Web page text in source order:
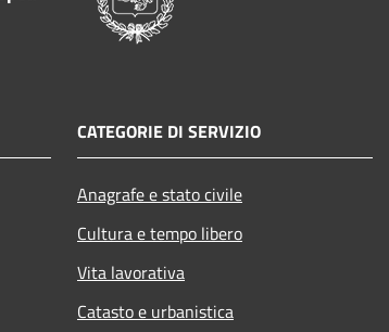
CATEGORIE DI SERVIZIO
Anagrafe e stato civile
Cultura e tempo libero
Vita lavorativa
Catasto e urbanistica